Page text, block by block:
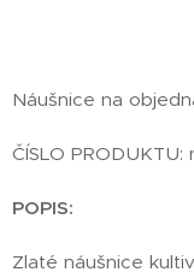
Náušnice na
ČÍSLO
POPIS:
Zlaté náušnice